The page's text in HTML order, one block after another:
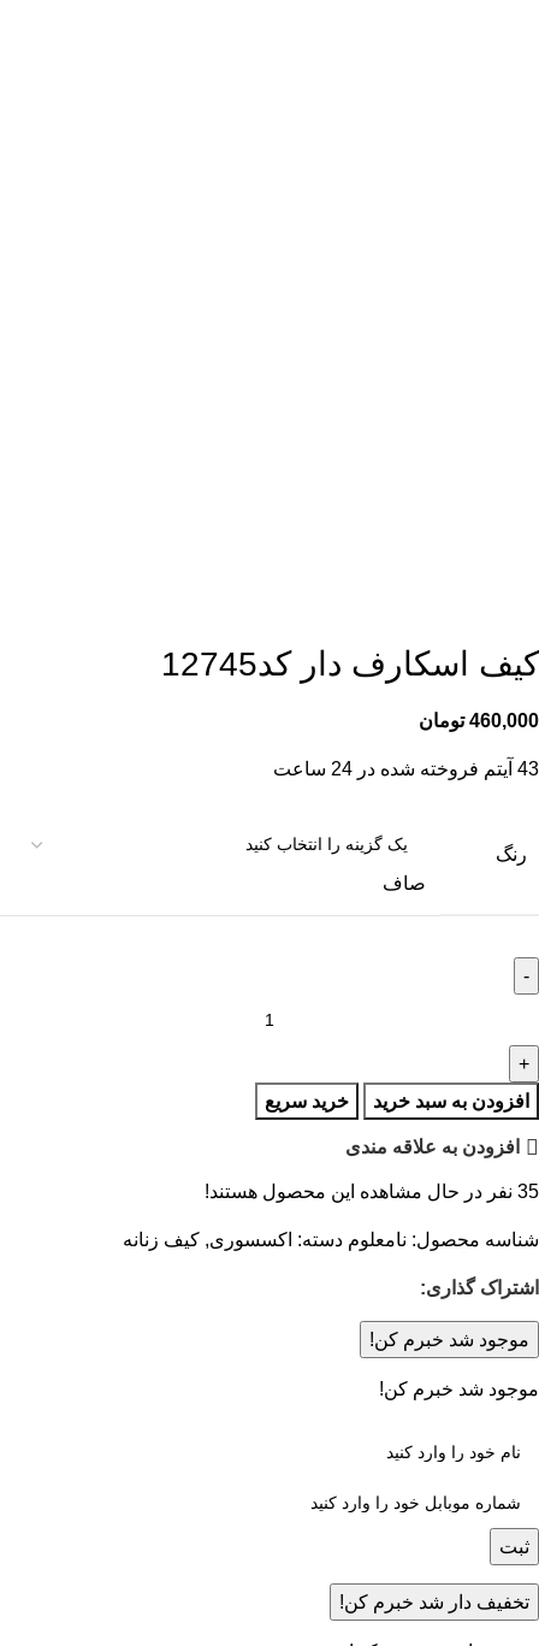
کیف اسکارف دار کد12745
460,000 تومان
43 آیتم فروخته شده در 24 ساعت
رنگ
صاف
افزودن به سبد خرید خرید سریع
افزودن به علاقه مندی
35 نفر در حال مشاهده این محصول هستند!
شناسه محصول: نامعلوم دسته: اکسسوری, کیف زنانه
اشتراک گذاری:
موجود شد خبرم کن!
موجود شد خبرم کن!
ثبت
تخفیف دار شد خبرم کن!